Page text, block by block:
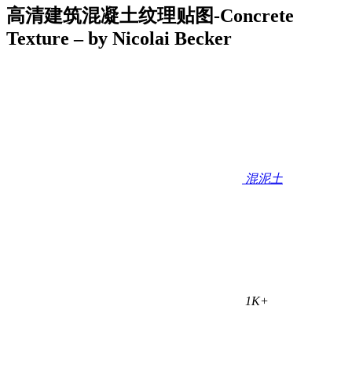
高清建筑混凝土纹理贴图-Concrete
Texture – by Nicolai Becker
混泥土
1K+